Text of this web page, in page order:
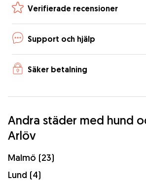
Verifierade recensioner
Support och hjälp
Säker betalning
Andra städer med hund
Arlöv
Malmö (23)
Lund (4)